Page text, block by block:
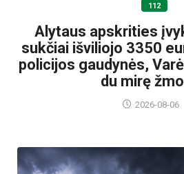
112
Alytaus apskrities
sukčiai išviliojo 3350
policijos gaudynės,
du mirę
2026-08-06